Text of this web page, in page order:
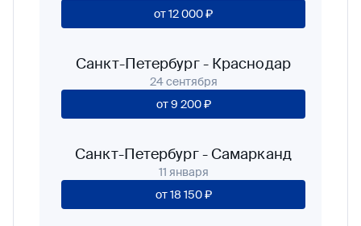
от12 000 ₽
Санкт-Петербург- Краснодар
24 сентября
от9 200 ₽
Санкт-Петербург- Самарканд
11 января
от18 150 ₽